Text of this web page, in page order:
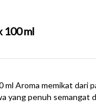
100 ml
ml Aroma memikat dari
yang penuh semangat